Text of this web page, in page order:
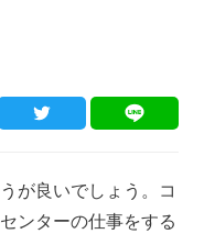
が良いでしょう。コ
ンターの仕事をする